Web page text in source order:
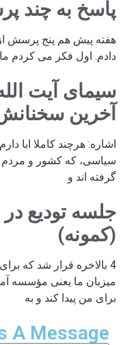
پاسخ به چند
هفته پیش هم پنج پرسش
دادم. اول فکر می کردم
سیمای آیت
آخرین
اشاره: هرچند کاملا ابا
سیاسی، که کشور و مردم
گرفته اند و
جلسه تودیع
(کمونه)
4 بالاخره قرار شد که
میزبان ما یعنی مؤسسه
برای من پیدا کند و به
A Message